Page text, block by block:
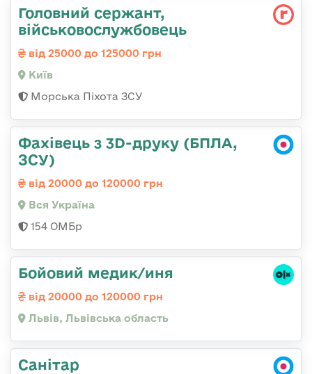
Головний сержант,
військовослужбовець
від 25000 до 125000 грн
Київ
Морська Піхота ЗСУ
Фахівець з 3D-друку (БПЛА,
ЗСУ)
від 20000 до 120000 грн
Вся Україна
154 ОМБр
Бойовий медик/иня
від 20000 до 120000 грн
Львів, Львівська область
Санітар